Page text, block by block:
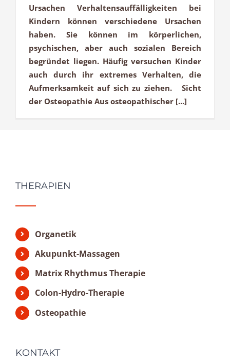
Ursachen Verhaltensauffälligkeiten bei
Kindern können verschiedene Ursachen
haben. Sie können im körperlichen,
psychischen, aber auch sozialen Bereich
begründet liegen. Häufig versuchen Kinder
auch durch ihr extremes Verhalten, die
Aufmerksamkeit auf sich zu ziehen. Sicht
der Osteopathie Aus osteopathischer [...]
THERAPIEN
Organetik
Akupunkt-Massagen
Matrix Rhythmus Therapie
Colon-Hydro-Therapie
Osteopathie
KONTAKT